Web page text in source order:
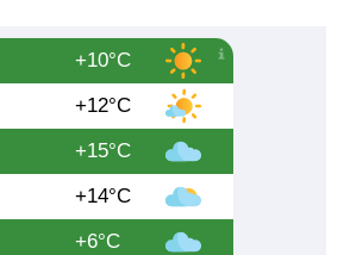
+10°C
+12°C
+15°C
+14°C
+6°C